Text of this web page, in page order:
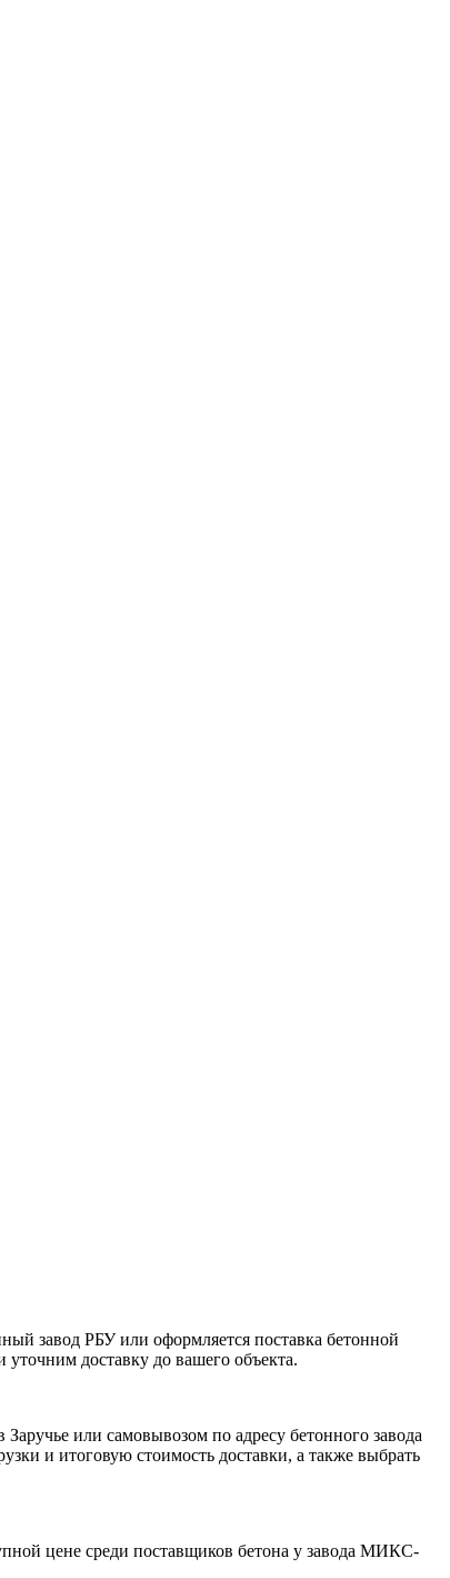
завод РБУ или оформляется поставка бетонной
доставку до вашего объекта.
или самовывозом по адресу бетонного завода
и итоговую стоимость доставки, а также выбрать
цене среди поставщиков бетона у завода МИКС-